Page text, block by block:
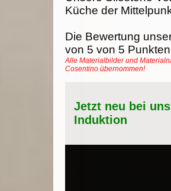
Küche der
Die Bewertung
von 5 von 5
Alle Materialbilder und
Cosentino übernommen!
Jetzt neu bei
Induktion